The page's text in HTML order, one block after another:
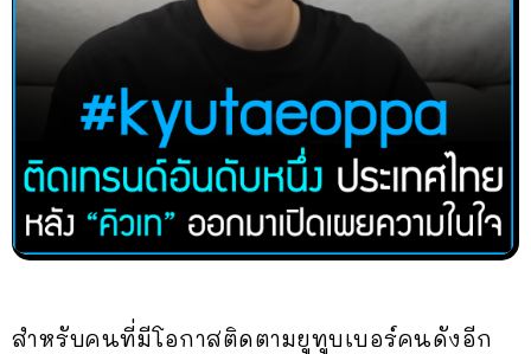
สำหรับคนที่มีโอกาสติดตามยูทูบเบอร์คนดังอีก